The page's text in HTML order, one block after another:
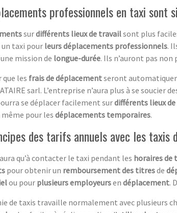
professionnels en taxi sont
surdifférents lieux de travailsont plus
taxi pourleurs déplacements professionnels.
mission de longue-durée. Ils n’auront pas
les frais de déplacementseront
sarl. L’entreprise n’aura plus à se soucier
se déplacer facilement surdifférents lieux
même pour les déplacements temporaires.
des tarifs annuels avec les taxis
qu’à contacter le taxi pendant les horaires de
pour obtenir un remboursement des titresde
ou pour plusieurs employeursen déplacement.
de taxis travaille normalement avec plusieurs